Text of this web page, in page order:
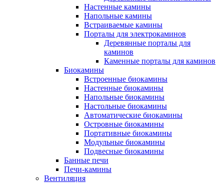
Настенные камины
Напольные камины
Встраиваемые камины
Порталы для электрокаминов
Деревянные порталы для
каминов
Каменные порталы для каминов
Биокамины
Встроенные биокамины
Настенные биокамины
Напольные биокамины
Настольные биокамины
Автоматические биокамины
Островные биокамины
Портативные биокамины
Модульные биокамины
Подвесные биокамины
Банные печи
Печи-камины
Вентиляция